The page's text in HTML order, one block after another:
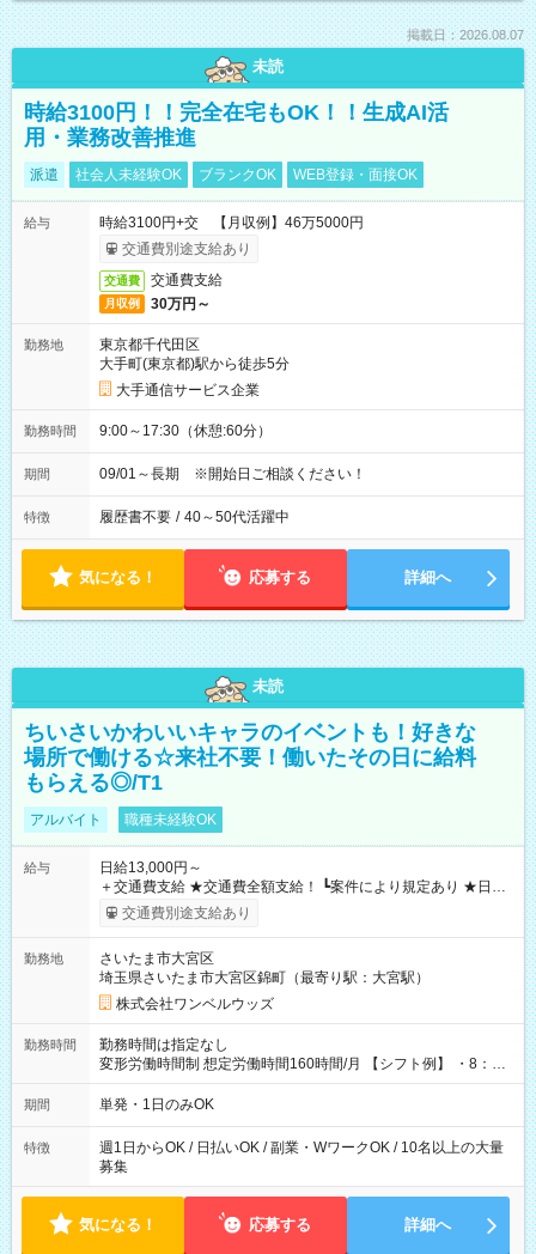
掲載日：2026.08.07
未読
時給3100円！！完全在宅もOK！！生成AI活
用・業務改善推進
派遣 社会人未経験OK ブランクOK WEB登録・面接OK
給与
時給3100円+交 【月収例】46万5000円
交通費別途支給あり
交通費 交通費支給
月収例 30万円～
勤務地
東京都千代田区
大手町(東京都)駅から徒歩5分
大手通信サービス企業
勤務時間 9:00～17:30（休憩:60分）
期間 09/01～長期 ※開始日ご相談ください！
特徴 履歴書不要 / 40～50代活躍中
気になる！ 応募する 詳細へ
未読
ちいさいかわいいキャラのイベントも！好きな
場所で働ける☆来社不要！働いたその日に給料
もらえる◎/T1
アルバイト 職種未経験OK
給与
日給13,000円～
＋交通費支給 ★交通費全額支給！ ┗案件により規定あり ★日払
いOK！（規定あり） ┗働いたその日に現金GET♪ お仕事後はコ
ンビニATMから 日払い分を引き落とせます！ 【試用期間】試
交通費別途支給あり
勤務地
さいたま市大宮区
埼玉県さいたま市大宮区錦町（最寄り駅：大宮駅）
株式会社ワンベルウッズ
勤務時間
勤務時間は指定なし
変形労働時間制 想定労働時間160時間/月 【シフト例】 ・8：00
～21：00
期間 単発・1日のみOK
特徴
週1日からOK / 日払いOK / 副業・WワークOK / 10名以上の大量
募集
気になる！ 応募する 詳細へ